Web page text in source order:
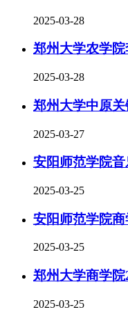
2025-03-28
郑州大学农学
2025-03-28
郑州大学中原
2025-03-27
安阳师范学院
2025-03-25
安阳师范学院
2025-03-25
郑州大学商学
2025-03-25